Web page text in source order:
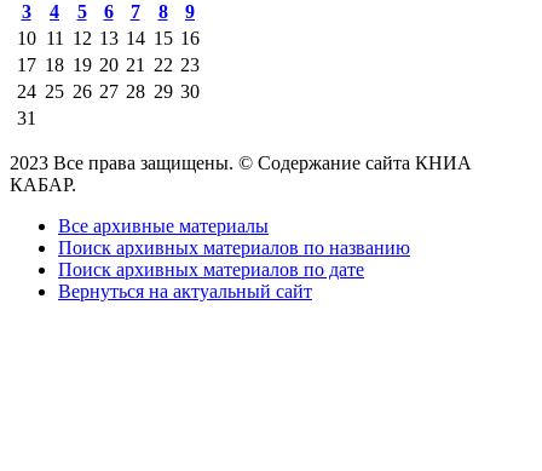
3
4 5 6 7 8
9
10 11 12 13 14 15 16
17 18 19 20 21 22 23
24 25 26 27 28 29 30
31
2023 Все права защищены. © Содержание сайта КНИА
КАБАР.
Все архивные материалы
Поиск архивных материалов по названию
Поиск архивных материалов по дате
Вернуться на актуальный сайт